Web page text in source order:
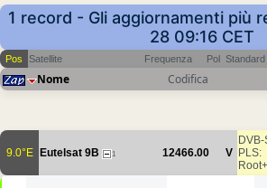
1 record - Gli aggiornamenti più
28 09:16 CET
Pos Satellite Frequenza Pol Standard
Nome Codifica
9.0°E Eutelsat 9B 1 12466.00 V
DVB-
PLS: